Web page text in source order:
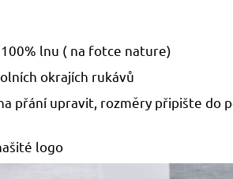
lnu ( na fotce nature)
okrajích rukávů
přání upravit, rozměry připište do
logo